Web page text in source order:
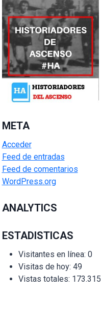
META
Acceder
Feed de entradas
Feed de comentarios
WordPress.org
ANALYTICS
ESTADISTICAS
Visitantes en línea: 0
Visitas de hoy: 49
Vistas totales: 173.315